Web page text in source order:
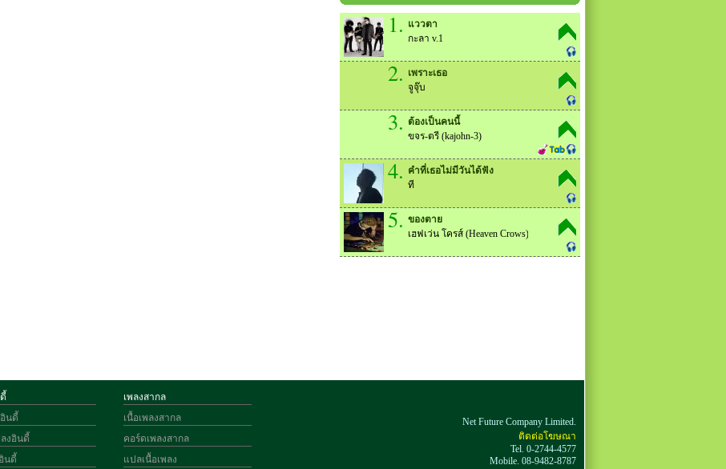
1. แววตา
กะลา v.1
2. เพราะเธอ
จูจุ๊บ
3. ต้องเป็นคนนี้
ขจร-ตรี (kajohn-3)
4. คำที่เธอไม่มีวันได้ฟัง
ที
5. ของตาย
เฮฟเว่น โครส์ (Heaven Crows)
นดี้
งอินดี้
นดี้
เพลงสากล
เนื้อเพลงสากล
คอร์ดเพลงสากล
แปลเนื้อเพลง
Net Future Company Limited.
ติดต่อโฆษณา
Tel. 0-2744-4577
Mobile. 08-9482-8787